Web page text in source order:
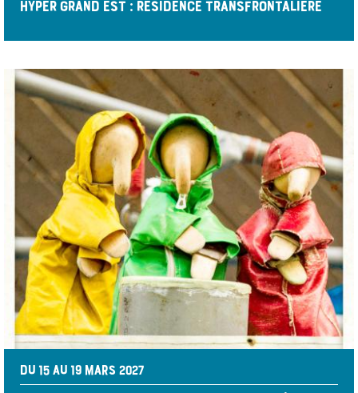
HYPER GRAND EST : RÉSIDENCE TRANSFRONTALIÈRE
DU 15 AU 19 MARS 2027